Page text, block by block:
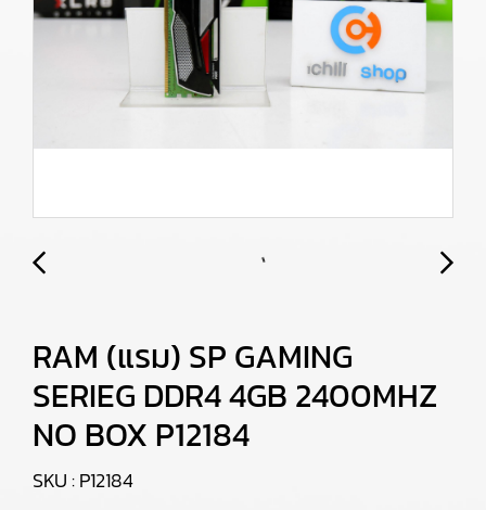
RAM (แรม) SP GAMING
SERIEG DDR4 4GB 2400MHZ
NO BOX P12184
SKU : P12184